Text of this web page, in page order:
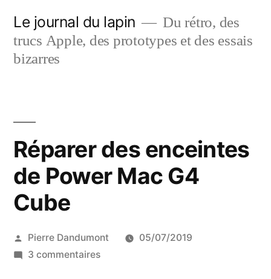
contenu
Le journal du lapin
Du rétro, des
trucs Apple, des prototypes et des essais
bizarres
Réparer des enceintes
de Power Mac G4
Cube
Publié
par
Pierre Dandumont
05/07/2019
3 commentairessur